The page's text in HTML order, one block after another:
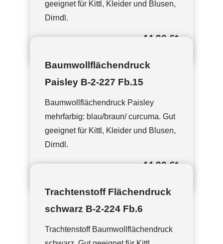
geeignet für Kittl, Kleider und Blusen,
Dirndl.
44,90 €*
Baumwollflächendruck
Paisley B-2-227 Fb.15
Baumwollflächendruck Paisley
mehrfarbig: blau/braun/ curcuma. Gut
geeignet für Kittl, Kleider und Blusen,
Dirndl.
44,90 €*
Trachtenstoff Flächendruck
schwarz B-2-224 Fb.6
Trachtenstoff Baumwollflächendruck